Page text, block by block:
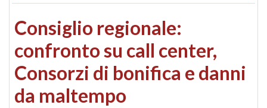
Consiglio regionale:
confronto su call center,
Consorzi di bonifica e danni
da maltempo